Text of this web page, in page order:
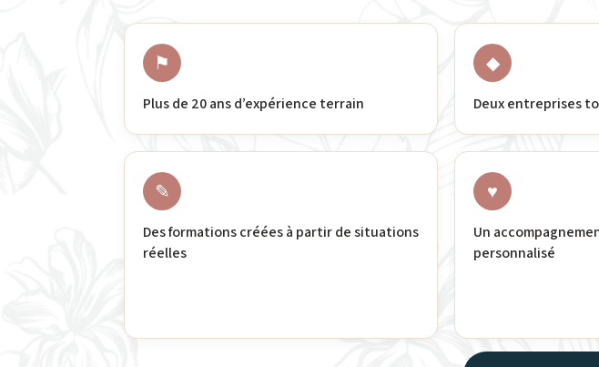
⚑
Plus de 20 ans d’expérience terrain
◆
Deux entreprises
✎
Des formations créées à partir de situations
réelles
♥
Un
personnalisé